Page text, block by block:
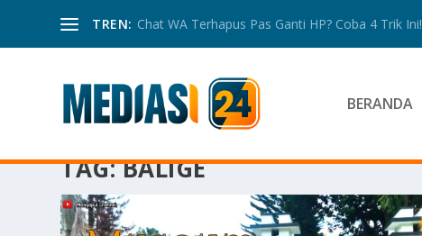
TREN: Chat WA Terhapus Pas Ganti HP? Coba 4 Trik Ini!
BERANDA
TAG:BALIGE